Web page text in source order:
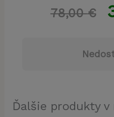
78,00€
Ďalšie produkty v